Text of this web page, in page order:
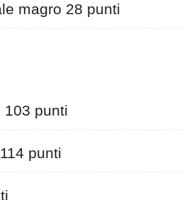
magro 28 punti
103 punti
punti